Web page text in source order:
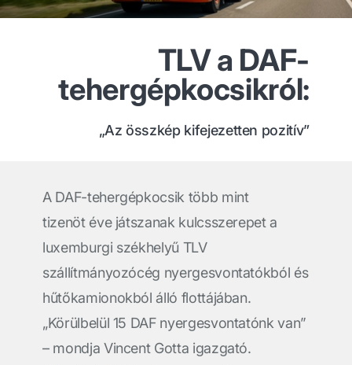
TLV a DAF-
tehergépkocsikról:
„Az összkép kifejezetten pozitív”
A DAF-tehergépkocsik több mint
tizenöt éve játszanak kulcsszerepet a
luxemburgi székhelyű TLV
szállítmányozócég nyergesvontatókból és
hűtőkamionokból álló flottájában.
„Körülbelül 15 DAF nyergesvontatónk van”
– mondja Vincent Gotta igazgató.